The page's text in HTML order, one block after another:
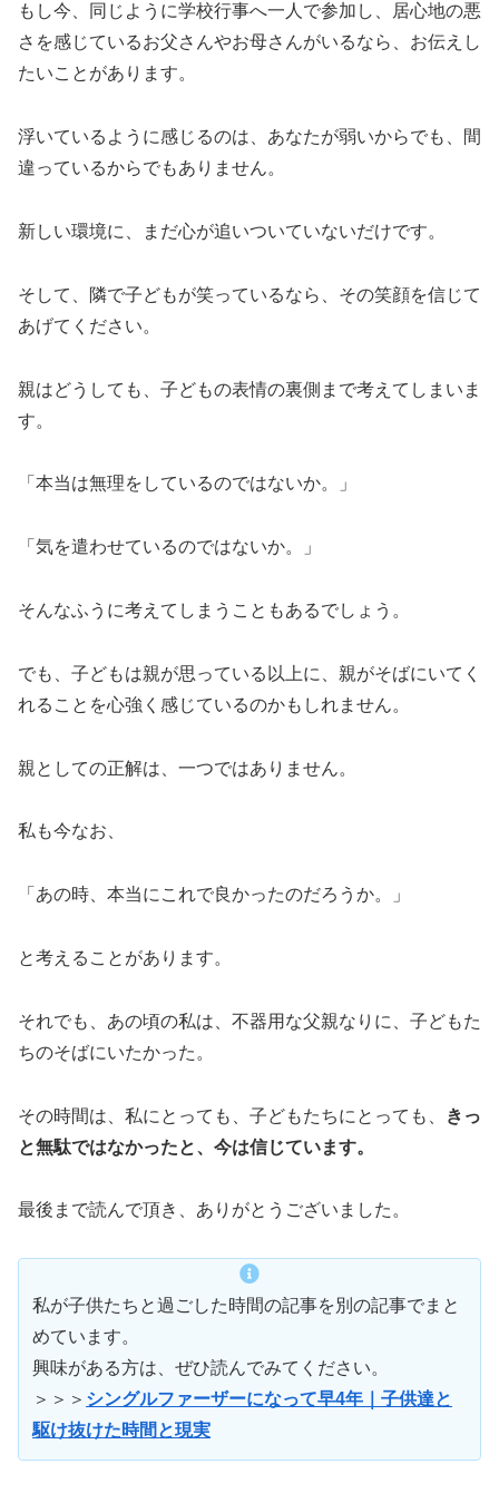
もし今、同じように学校行事へ一人で参加し、居心地の悪
さを感じているお父さんやお母さんがいるなら、お伝えし
たいことがあります。
浮いているように感じるのは、あなたが弱いからでも、間
違っているからでもありません。
新しい環境に、まだ心が追いついていないだけです。
そして、隣で子どもが笑っているなら、その笑顔を信じて
あげてください。
親はどうしても、子どもの表情の裏側まで考えてしまいま
す。
「本当は無理をしているのではないか。」
「気を遣わせているのではないか。」
そんなふうに考えてしまうこともあるでしょう。
でも、子どもは親が思っている以上に、親がそばにいてく
れることを心強く感じているのかもしれません。
親としての正解は、一つではありません。
私も今なお、
「あの時、本当にこれで良かったのだろうか。」
と考えることがあります。
それでも、あの頃の私は、不器用な父親なりに、子どもた
ちのそばにいたかった。
その時間は、私にとっても、子どもたちにとっても、
きっ
と無駄ではなかったと、今は信じています。
最後まで読んで頂き、ありがとうございました。
私が子供たちと過ごした時間の記事を別の記事でまと
めています。
興味がある方は、ぜひ読んでみてください。
＞＞＞ シングルファーザーになって早4年｜子供達と
駆け抜けた時間と現実